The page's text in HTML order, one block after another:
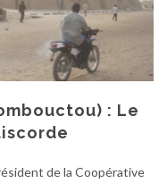
: Le
de la Coopérative